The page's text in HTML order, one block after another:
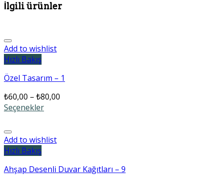
İlgili ürünler
Add to wishlist
Hızlı Bakış
Özel Tasarım – 1
₺60,00 – ₺80,00
Seçenekler
Add to wishlist
Hızlı Bakış
Ahşap Desenli Duvar Kağıtları – 9